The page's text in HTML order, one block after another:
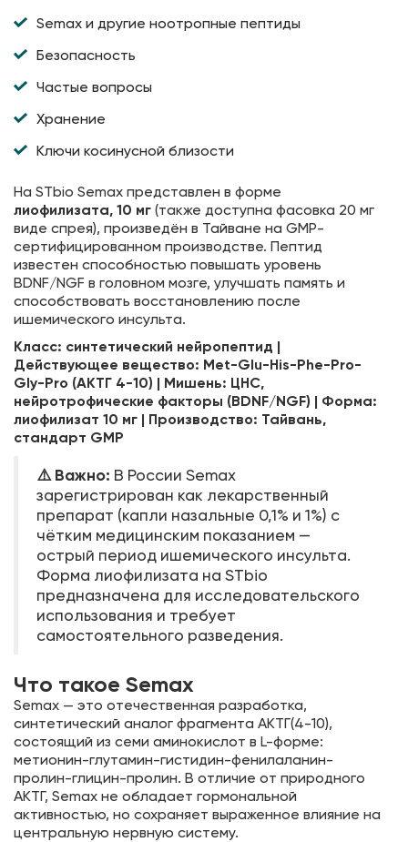
Semax и другие ноотропные пептиды
Безопасность
Частые вопросы
Хранение
Ключи косинусной близости
На STbio Semax представлен в форме
лиофилизата, 10 мг (также доступна фасовка 20 мг
виде спрея), произведён в Тайване на GMP-
сертифицированном производстве. Пептид
известен способностью повышать уровень
BDNF/NGF в головном мозге, улучшать память и
способствовать восстановлению после
ишемического инсульта.
Класс: синтетический нейропептид |
Действующее вещество: Met-Glu-His-Phe-Pro-
Gly-Pro (АКТГ 4-10) | Мишень: ЦНС,
нейротрофические факторы (BDNF/NGF) | Форма:
лиофилизат 10 мг | Производство: Тайвань,
стандарт GMP
⚠️ Важно: В России Semax
зарегистрирован как лекарственный
препарат (капли назальные 0,1% и 1%) с
чётким медицинским показанием —
острый период ишемического инсульта.
Форма лиофилизата на STbio
предназначена для исследовательского
использования и требует
самостоятельного разведения.
Что такое Semax
Semax — это отечественная разработка,
синтетический аналог фрагмента АКТГ(4-10),
состоящий из семи аминокислот в L-форме:
метионин-глутамин-гистидин-фенилаланин-
пролин-глицин-пролин. В отличие от природного
АКТГ, Semax не обладает гормональной
активностью, но сохраняет выраженное влияние на
центральную нервную систему.